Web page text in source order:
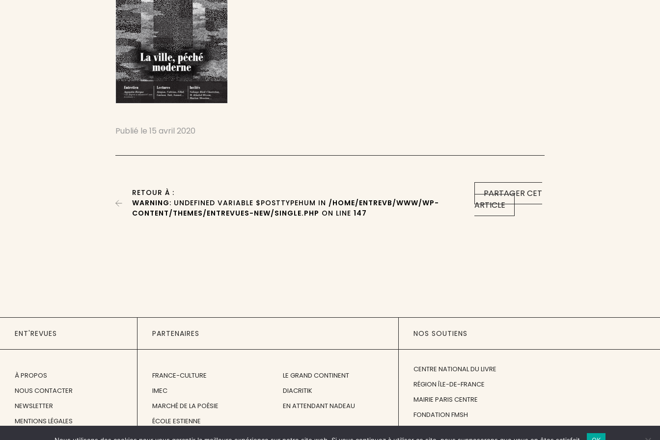
Publié le15 avril 2020
PARTAGER CET
ARTICLE
RETOUR À :
WARNING: UNDEFINED VARIABLE $POSTTYPEHUM IN /HOME/ENTREVB/WWW/WP-
CONTENT/THEMES/ENTREVUES-NEW/SINGLE.PHP ON LINE147
ENT'REVUES
À PROPOS
NOUS CONTACTER
NEWSLETTER
MENTIONS LÉGALES
PARTENAIRES
FRANCE-CULTURE
IMEC
MARCHÉ DE LA POÉSIE
ÉCOLE ESTIENNE
LE GRAND CONTINENT
DIACRITIK
EN ATTENDANT NADEAU
NOS SOUTIENS
CENTRE NATIONAL DU LIVRE
RÉGION ÎLE-DE-FRANCE
MAIRIE PARIS CENTRE
FONDATION FMSH